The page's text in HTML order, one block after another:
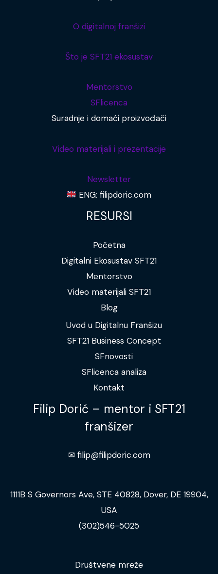
O digitalnoj franšizi
Što je SFT21 ekosustav
Mentorstvo
SFlicenca
Suradnje i domaći proizvođači
Video materijali i prezentacije
Newsletter
ENG: filipdoric.com
RESURSI
Početna
Digitalni Ekosustav SFT21
Mentorstvo
Video materijali SFT21
Blog
Uvod u Digitalnu Franšizu
SFT21 Business Concept
SFnovosti
SFlicenca analiza
Kontakt
Filip Dorić – mentor i SFT21
franšizer
✉︎ filip@filipdoric.com
1111B S Governors Ave, STE 40828, Dover, DE 19904,
USA
(302)546-5025
Društvene mreže